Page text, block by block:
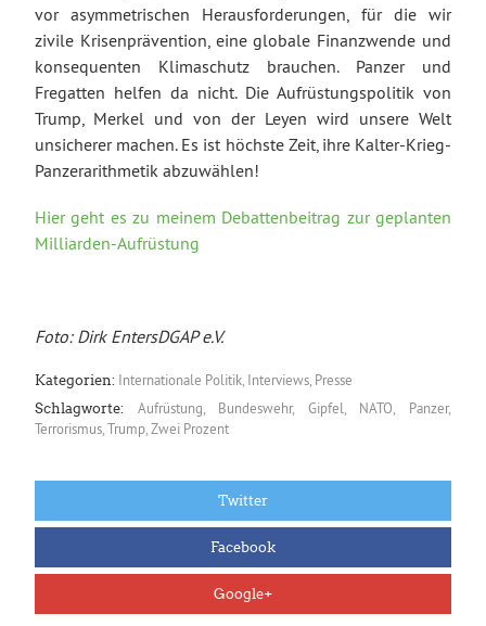
vor asymmetrischen Herausforderungen, für die wir
zivile Krisenprävention, eine globale Finanzwende und
konsequenten Klimaschutz brauchen. Panzer und
Fregatten helfen da nicht. Die Aufrüstungspolitik von
Trump, Merkel und von der Leyen wird unsere Welt
unsicherer machen. Es ist höchste Zeit, ihre Kalter-Krieg-
Panzerarithmetik abzuwählen!
Hier geht es zu meinem Debattenbeitrag zur geplanten
Milliarden-Aufrüstung
Foto: Dirk EntersDGAP e.V.
Kategorien: Internationale Politik, Interviews, Presse
Schlagworte: Aufrüstung Bundeswehr, Gipfel NATO Panzer,
Terrorismus Trump Zwei Prozent
Twitter
Facebook
Google+